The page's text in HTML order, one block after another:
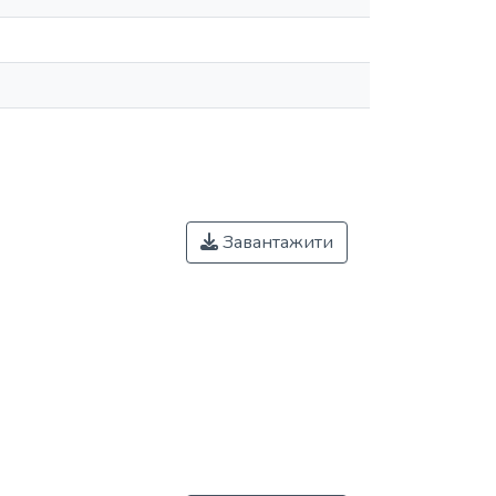
Завантажити